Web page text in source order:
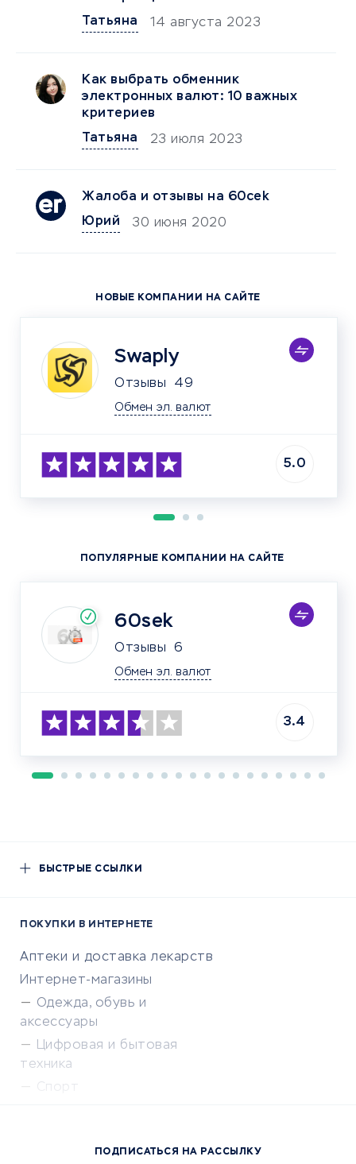
Татьяна
14 августа 2023
Как выбрать обменник
электронных валют: 10 важных
критериев
Татьяна
23 июля 2023
Жалоба и отзывы на 60cek
Юрий
30 июня 2020
НОВЫЕ КОМПАНИИ НА САЙТЕ
Swaply
Отзывы 49
Обмен эл. валют
5.0
ПОПУЛЯРНЫЕ КОМПАНИИ НА САЙТЕ
60sek
Отзывы 6
Обмен эл. валют
3.4
БЫСТРЫЕ ССЫЛКИ
ПОКУПКИ В ИНТЕРНЕТЕ
Аптеки и доставка лекарств
Интернет-магазины
Одежда, обувь и
аксессуары
Цифровая и бытовая
техника
Спорт
Сервисы доставкиПОДПИСАТЬСЯ НА РАССЫЛКУ